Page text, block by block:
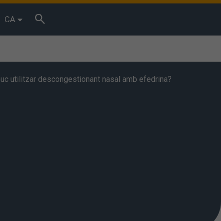
CA
utilitzar descongestionant nasal amb efedrina?
Podeu